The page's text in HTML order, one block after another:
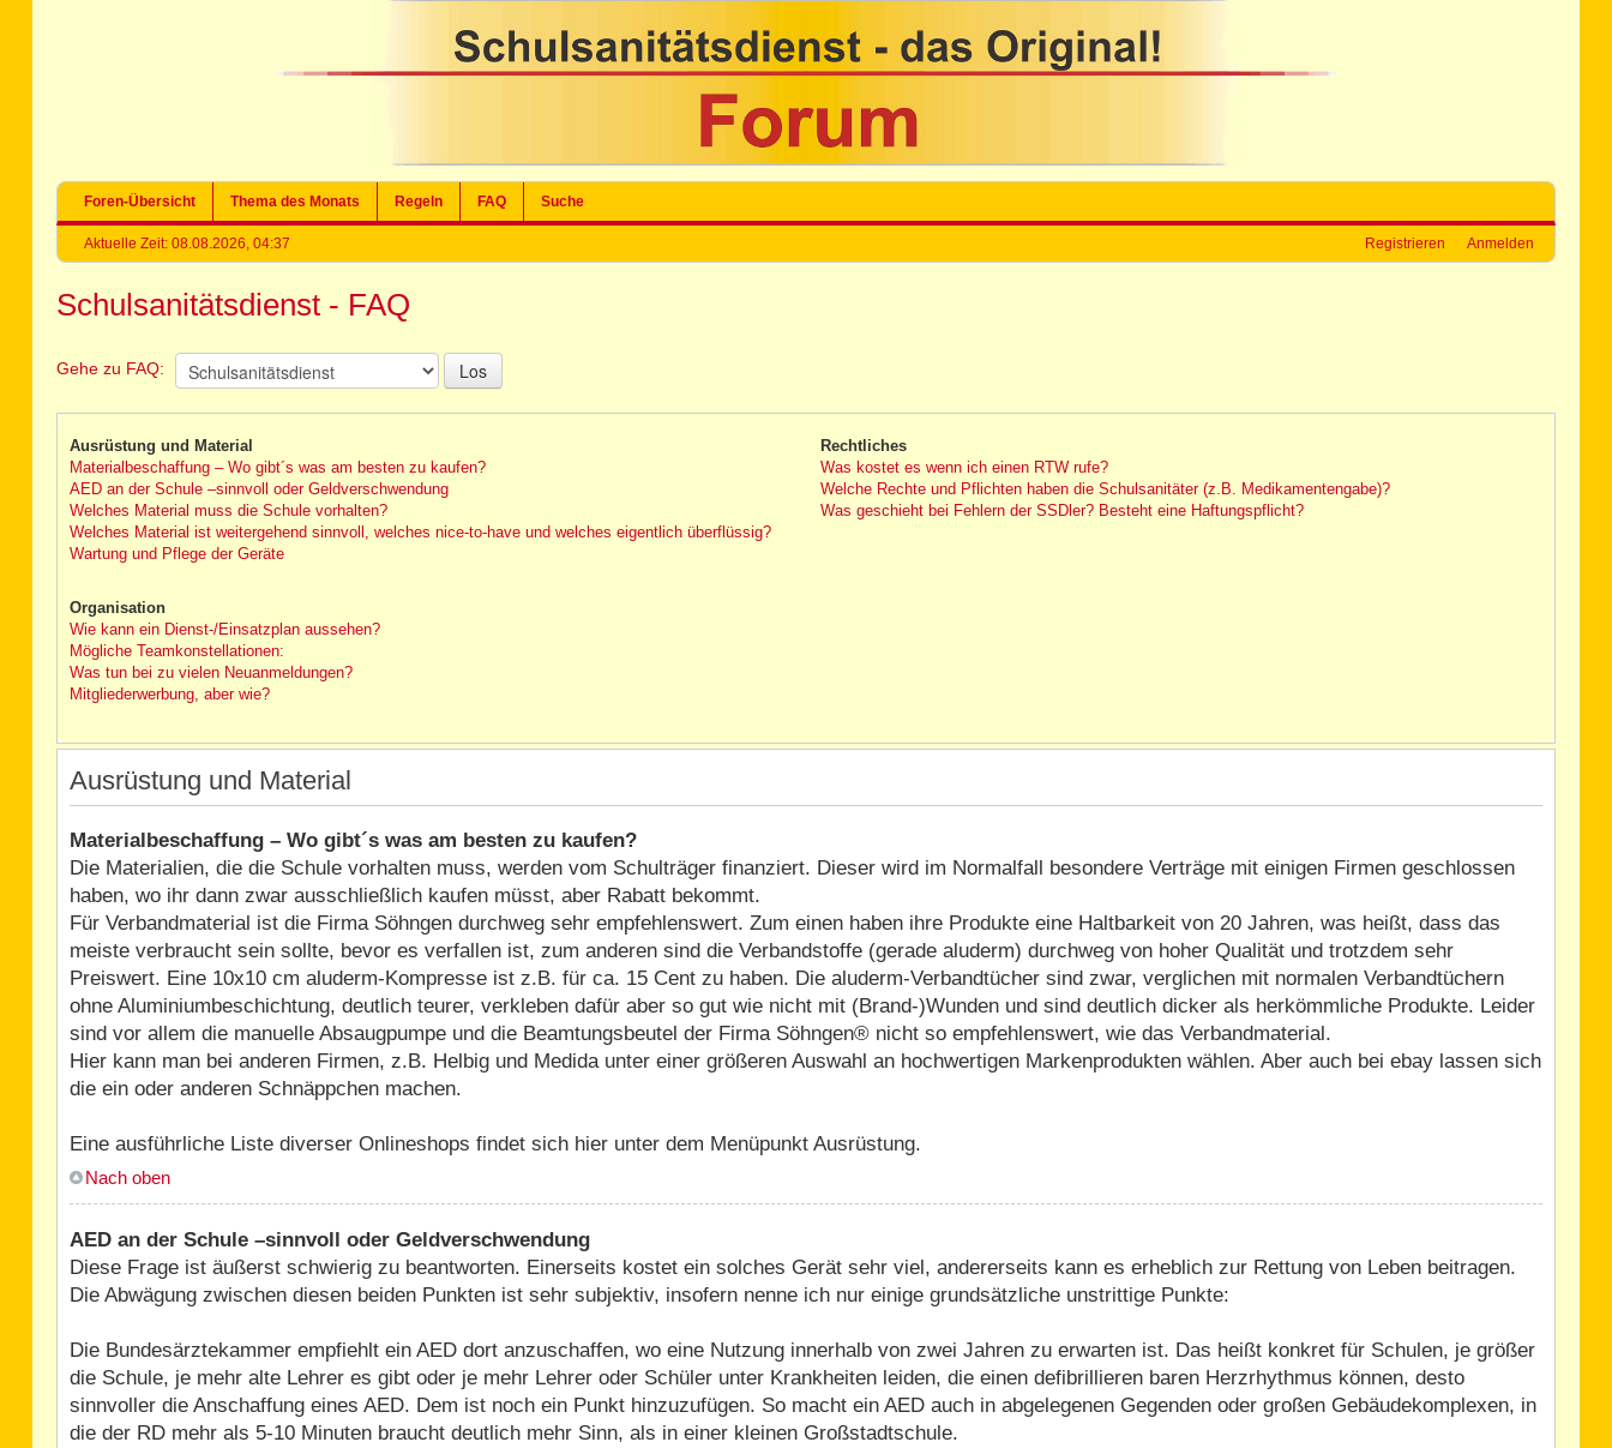
Foren-Übersicht Thema des Monats Regeln FAQ Suche
Aktuelle Zeit: 08.08.2026, 04:37 Registrieren Anmelden
Schulsanitätsdienst - FAQ
Gehe zu FAQ:
Ausrüstung und Material
Materialbeschaffung – Wo gibt´s was am besten zu kaufen?
AED an der Schule –sinnvoll oder Geldverschwendung
Welches Material muss die Schule vorhalten?
Welches Material ist weitergehend sinnvoll, welches nice-to-have und welches eigentlich überflüssig?
Wartung und Pflege der Geräte
Organisation
Wie kann ein Dienst-/Einsatzplan aussehen?
Mögliche Teamkonstellationen:
Was tun bei zu vielen Neuanmeldungen?
Mitgliederwerbung, aber wie?
Rechtliches
Was kostet es wenn ich einen RTW rufe?
Welche Rechte und Pflichten haben die Schulsanitäter (z.B. Medikamentengabe)?
Was geschieht bei Fehlern der SSDler? Besteht eine Haftungspflicht?
Ausrüstung und Material
Materialbeschaffung – Wo gibt´s was am besten zu kaufen?
Die Materialien, die die Schule vorhalten muss, werden vom Schulträger finanziert. Dieser wird im Normalfall besondere Verträge mit einigen Firmen geschlossen
haben, wo ihr dann zwar ausschließlich kaufen müsst, aber Rabatt bekommt.
Für Verbandmaterial ist die Firma Söhngen durchweg sehr empfehlenswert. Zum einen haben ihre Produkte eine Haltbarkeit von 20 Jahren, was heißt, dass das
meiste verbraucht sein sollte, bevor es verfallen ist, zum anderen sind die Verbandstoffe (gerade aluderm) durchweg von hoher Qualität und trotzdem sehr
Preiswert. Eine 10x10 cm aluderm-Kompresse ist z.B. für ca. 15 Cent zu haben. Die aluderm-Verbandtücher sind zwar, verglichen mit normalen Verbandtüchern
ohne Aluminiumbeschichtung, deutlich teurer, verkleben dafür aber so gut wie nicht mit (Brand-)Wunden und sind deutlich dicker als herkömmliche Produkte. Leider
sind vor allem die manuelle Absaugpumpe und die Beamtungsbeutel der Firma Söhngen® nicht so empfehlenswert, wie das Verbandmaterial.
Hier kann man bei anderen Firmen, z.B. Helbig und Medida unter einer größeren Auswahl an hochwertigen Markenprodukten wählen. Aber auch bei ebay lassen sich
die ein oder anderen Schnäppchen machen.
Eine ausführliche Liste diverser Onlineshops findet sich hier unter dem Menüpunkt Ausrüstung.
Nach oben
AED an der Schule –sinnvoll oder Geldverschwendung
Diese Frage ist äußerst schwierig zu beantworten. Einerseits kostet ein solches Gerät sehr viel, andererseits kann es erheblich zur Rettung von Leben beitragen.
Die Abwägung zwischen diesen beiden Punkten ist sehr subjektiv, insofern nenne ich nur einige grundsätzliche unstrittige Punkte:
Die Bundesärztekammer empfiehlt ein AED dort anzuschaffen, wo eine Nutzung innerhalb von zwei Jahren zu erwarten ist. Das heißt konkret für Schulen, je größer
die Schule, je mehr alte Lehrer es gibt oder je mehr Lehrer oder Schüler unter Krankheiten leiden, die einen defibrillieren baren Herzrhythmus können, desto
sinnvoller die Anschaffung eines AED. Dem ist noch ein Punkt hinzuzufügen. So macht ein AED auch in abgelegenen Gegenden oder großen Gebäudekomplexen, in
die der RD mehr als 5-10 Minuten braucht deutlich mehr Sinn, als in einer kleinen Großstadtschule.